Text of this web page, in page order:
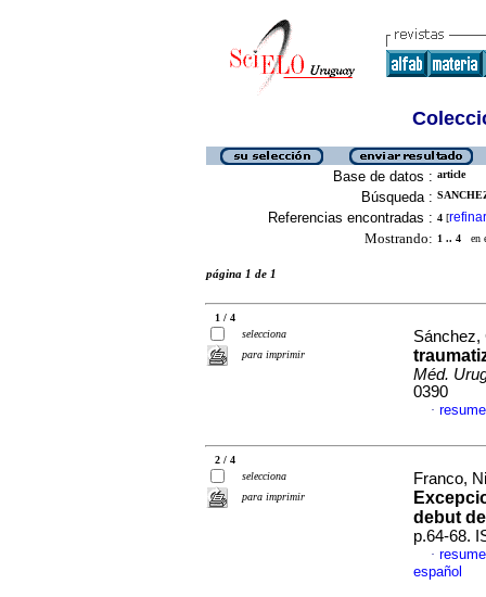
Base de datos : article
Búsqueda :
Referencias encontradas : 4 [refinar
Mostrando: 1 .. 4 en
página 1 de 1
1 / 4
selecciona
para imprimir
Méd.
0390
·
2 / 4
selecciona
para imprimir
Franco,
debut
p.64-68.
·
español